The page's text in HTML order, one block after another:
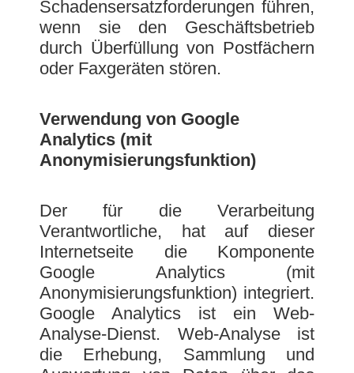
Schadensersatzforderungen führen,
wenn sie den Geschäftsbetrieb
durch Überfüllung von Postfächern
oder Faxgeräten stören.
Verwendung von Google
Analytics (mit
Anonymisierungsfunktion)
Der für die Verarbeitung
Verantwortliche, hat auf dieser
Internetseite die Komponente
Google Analytics (mit
Anonymisierungsfunktion) integriert.
Google Analytics ist ein Web-
Analyse-Dienst. Web-Analyse ist
die Erhebung, Sammlung und